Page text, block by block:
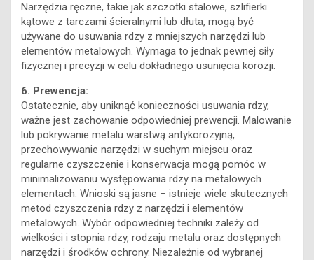
Narzędzia ręczne, takie jak szczotki stalowe, szlifierki
kątowe z tarczami ścieralnymi lub dłuta, mogą być
używane do usuwania rdzy z mniejszych narzędzi lub
elementów metalowych. Wymaga to jednak pewnej siły
fizycznej i precyzji w celu dokładnego usunięcia korozji.
6. Prewencja:
Ostatecznie, aby uniknąć konieczności usuwania rdzy,
ważne jest zachowanie odpowiedniej prewencji. Malowanie
lub pokrywanie metalu warstwą antykorozyjną,
przechowywanie narzędzi w suchym miejscu oraz
regularne czyszczenie i konserwacja mogą pomóc w
minimalizowaniu występowania rdzy na metalowych
elementach. Wnioski są jasne – istnieje wiele skutecznych
metod czyszczenia rdzy z narzędzi i elementów
metalowych. Wybór odpowiedniej techniki zależy od
wielkości i stopnia rdzy, rodzaju metalu oraz dostępnych
narzędzi i środków ochrony. Niezależnie od wybranej